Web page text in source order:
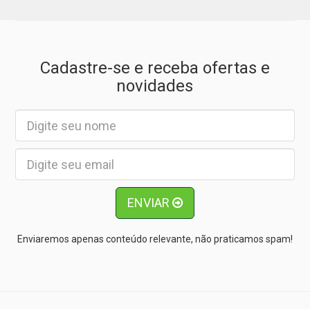
Cadastre-se e receba ofertas e
novidades
ENVIAR
Enviaremos apenas conteúdo relevante, não praticamos spam!